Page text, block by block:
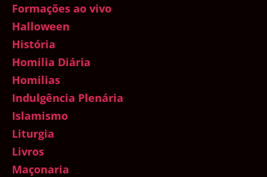
Formações ao vivo
Halloween
História
Homilia Diária
Homilias
Indulgência Plenária
Islamismo
Liturgia
Livros
Maçonaria